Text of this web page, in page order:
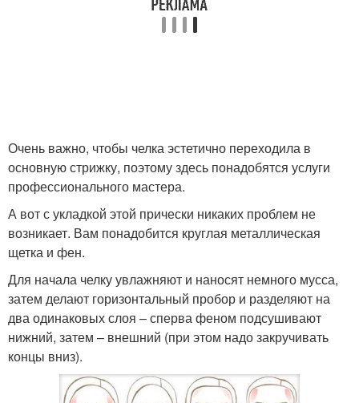
Очень важно, чтобы челка эстетично переходила в
основную стрижку, поэтому здесь понадобятся услуги
профессионального мастера.
А вот с укладкой этой прически никаких проблем не
возникает. Вам понадобится круглая металлическая
щетка и фен.
Для начала челку увлажняют и наносят немного мусса,
затем делают горизонтальный пробор и разделяют на
два одинаковых слоя – сперва феном подсушивают
нижний, затем – внешний (при этом надо закручивать
концы вниз).